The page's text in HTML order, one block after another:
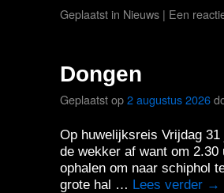
Geplaatst in Nieuws | Een
Dongen
Geplaatst op2 augustus 2026
Op huwelijksreis Vrijdag
de wekker af want om
ophalen om naar schiphol
grote hal … Lees verder →